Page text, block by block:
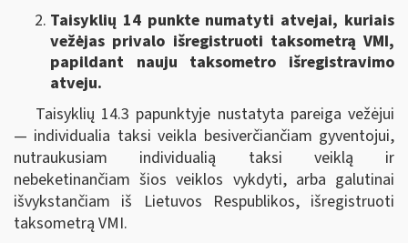
Taisyklių 14 punkte numatyti atvejai, kuriais
vežėjas privalo išregistruoti taksometrą VMI,
papildant nauju taksometro išregistravimo
atveju.
Taisyklių 14.3 papunktyje nustatyta pareiga vežėjui
— individualia taksi veikla besiverčiančiam gyventojui,
nutraukusiam individualią taksi veiklą ir
nebeketinančiam šios veiklos vykdyti, arba galutinai
išvykstančiam iš Lietuvos Respublikos, išregistruoti
taksometrą VMI.